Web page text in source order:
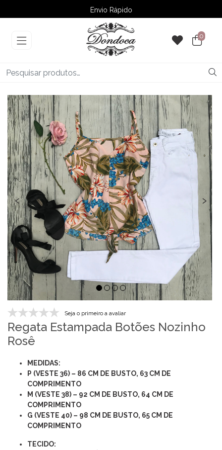
Envio Rápido
➚ Ofertas– Até 60% OFF
0
‹ ›
Seja o primeiro a avaliar
Regata Estampada Botões Nozinho
Rosê
MEDIDAS:
P (VESTE 36) – 86 CM DE BUSTO, 63 CM DE
COMPRIMENTO
M (VESTE 38) – 92 CM DE BUSTO, 64 CM DE
COMPRIMENTO
G (VESTE 40) – 98 CM DE BUSTO, 65 CM DE
COMPRIMENTO
TECIDO: